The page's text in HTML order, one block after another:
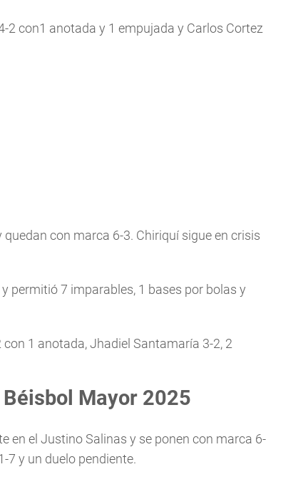
2 con1 anotada y 1 empujada y Carlos Cortez
con marca 6-3. Chiriquí sigue en crisis
permitió 7 imparables, 1 bases por bolas y
1 anotada, Jhadiel Santamaría 3-2, 2
Mayor 2025
en el Justino Salinas y se ponen con marca 6-
7 y un duelo pendiente.